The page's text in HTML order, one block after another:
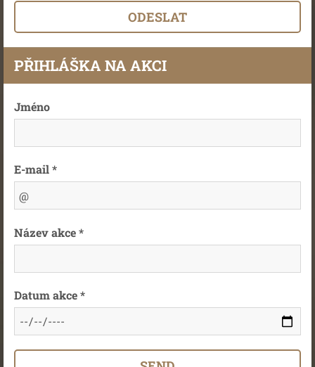
PŘIHLÁŠKA NA AKCI
Jméno
E-mail *
Název akce *
Datum akce *